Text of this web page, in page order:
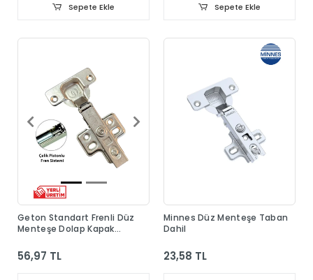
Sepete Ekle Sepete Ekle
Geton Standart Frenli Düz
Menteşe Dolap Kapak
56,97 TL
Minnes Düz Menteşe Taban
Dahil
23,58 TL